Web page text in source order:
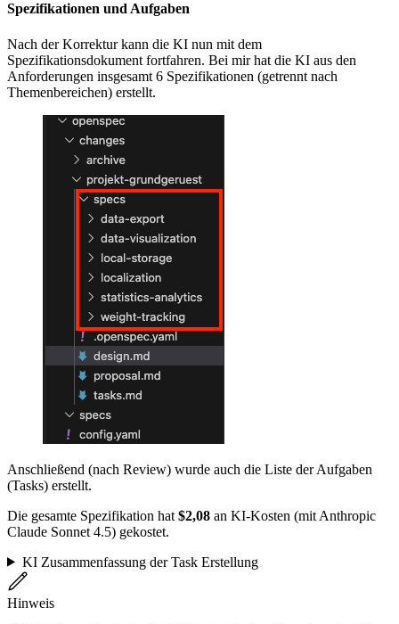
Spezifikationen und Aufgaben
Nach der Korrektur kann die KI nun mit dem
Spezifikationsdokument fortfahren. Bei mir hat die KI aus den
Anforderungen insgesamt 6 Spezifikationen (getrennt nach
Themenbereichen) erstellt.
Anschließend (nach Review) wurde auch die Liste der Aufgaben
(Tasks) erstellt.
Die gesamte Spezifikation hat $2,08 an KI-Kosten (mit Anthropic
Claude Sonnet 4.5) gekostet.
KI Zusammenfassung der Task Erstellung
Hinweis